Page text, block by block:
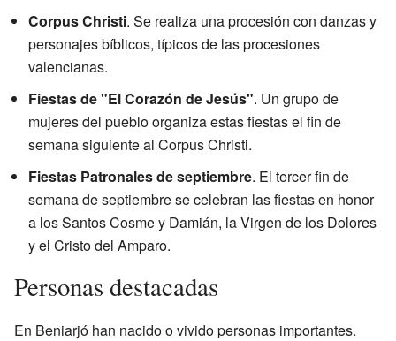
Corpus Christi. Se realiza una procesión con danzas y
personajes bíblicos, típicos de las procesiones
valencianas.
Fiestas de "El Corazón de Jesús". Un grupo de
mujeres del pueblo organiza estas fiestas el fin de
semana siguiente al Corpus Christi.
Fiestas Patronales de septiembre. El tercer fin de
semana de septiembre se celebran las fiestas en honor
a los Santos Cosme y Damián, la Virgen de los Dolores
y el Cristo del Amparo.
Personas destacadas
En Beniarjó han nacido o vivido personas importantes.